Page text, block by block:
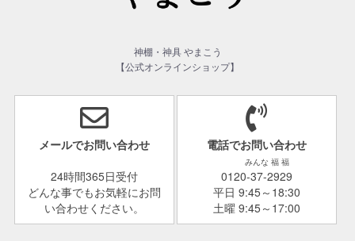
神棚・神具 やまこう
【公式オンラインショップ】
メールでお問い合わせ
24時間365日受付
どんな事でもお気軽にお問
い合わせください。
電話でお問い合わせ
みんな 福 福
0120-37-2929
平日 9:45～18:30
土曜 9:45～17:00